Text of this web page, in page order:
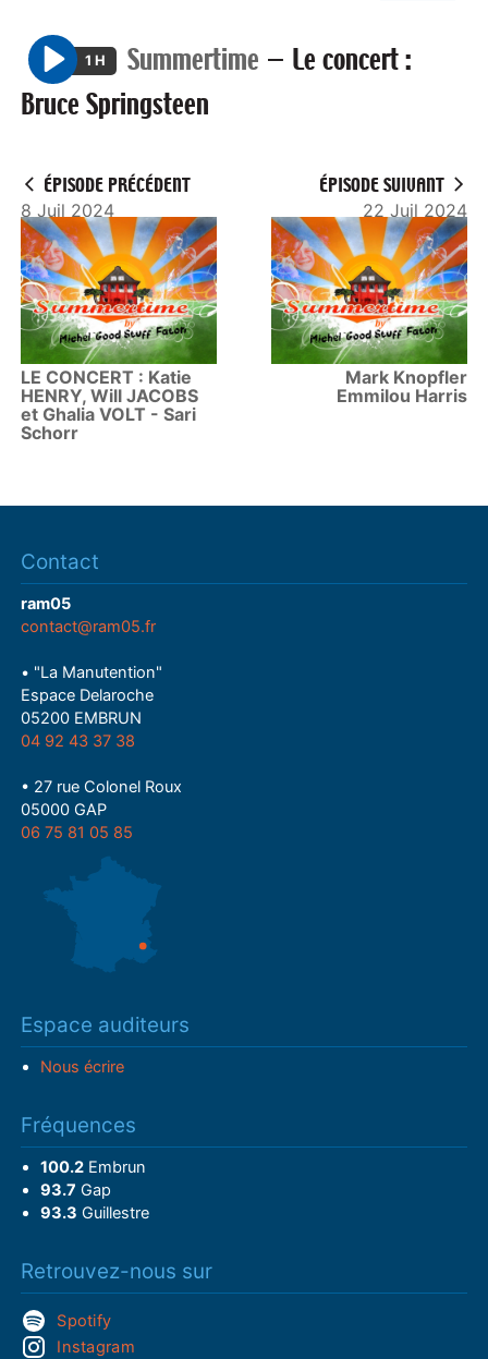
P
l
1 H Summertime — Le concert :
Bruce Springsteen
ÉPISODE PRÉCÉDENT
8 Juil 2024
LE CONCERT : Katie
HENRY, Will JACOBS
et Ghalia VOLT - Sari
Schorr
ÉPISODE SUIVANT
22 Juil 2024
Mark Knopfler
Emmilou Harris
Contact
ram05
contact@ram05.fr
• "La Manutention"
Espace Delaroche
05200 EMBRUN
04 92 43 37 38
• 27 rue Colonel Roux
05000 GAP
06 75 81 05 85
Espace auditeurs
Nous écrire
Fréquences
100.2Embrun
93.7 Gap
93.3 Guillestre
Retrouvez-nous sur
Spotify
Instagram